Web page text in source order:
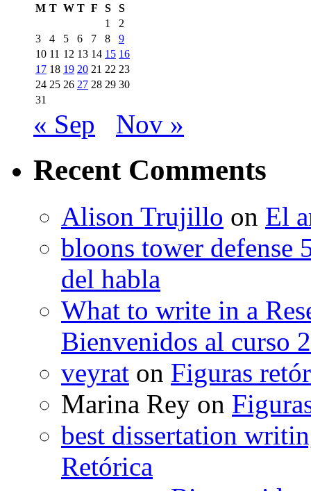
M T W T F S
S
1
2
3
4 5 6 7 8
9
10 11 12 13 14 15 16
17 18 19 20 21 22 23
24 25 26 27 28 29 30
31
« Sep Nov »
Recent Comments
Alison Trujillo on El
bloons tower defense
del habla
What to write in a
Bienvenidos al curso
veyrat on Figuras
Marina Rey on
best dissertation
Retórica